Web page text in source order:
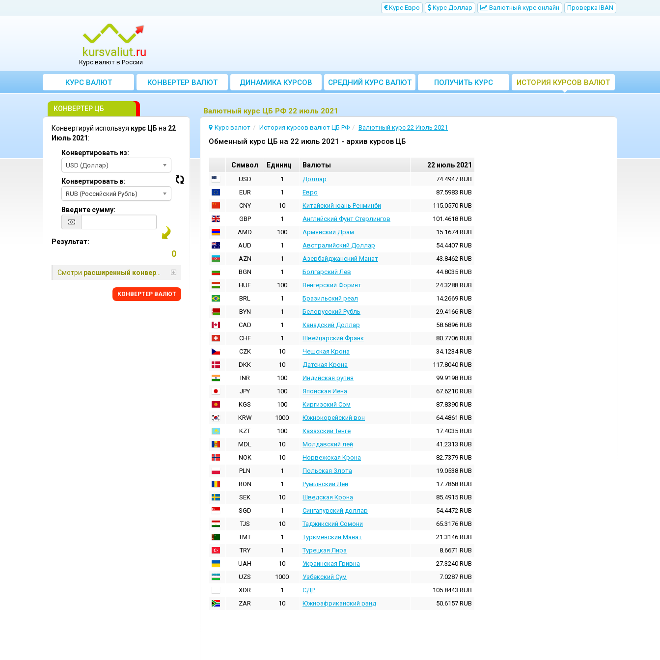
Kурс Евро Kурс Доллар Bалютный курс онлайн Проверка IBAN
Курс валют в России
КУРС ВАЛЮТ КОНВЕРТЕР ВАЛЮТ ДИНАМИКА КУРСОВ
CРЕДНИЙ КУРС ВАЛЮТ
ЗА МЕСЯЦ
ПОЛУЧИТЬ КУРС
ВАЛЮТ ЦБ
ИСТОРИЯ КУРСОВ ВАЛЮТ
ЦБ РФ
Bалютный курс ЦБ РФ 22 июль 2021
Курс валют История курсов валют ЦБ РФ Валютный курс 22 Июль 2021
Oбменный курс ЦБ на 22 июль 2021 - архив курсов ЦБ
Cимвол Единиц Валюты 22 июль 2021
USD 1 Доллар 74.4947 RUB
EUR
1 Евро 87.5983 RUB
CNY
10 Китайский юань Ренминби 115.0570 RUB
GBP
1 Английский Фунт Стерлингов 101.4618 RUB
AMD
100 Армянский Драм 15.1674RUB
AUD
1 Австралийский Доллар 54.4407 RUB
AZN
1 Азербайджанский Манат 43.8462 RUB
BGN
1 Болгарский Лев 44.8035 RUB
HUF
100 Венгерский Форинт 24.3288 RUB
BRL
1 Бразильский реал 14.2669 RUB
BYN
1 Белорусский Рубль 29.4166 RUB
CAD
1 Канадский Доллар 58.6896 RUB
CHF
1 Швейцарский Франк 80.7706 RUB
CZK
10 Чешская Крона 34.1234RUB
DKK
10 Датская Крона 117.8040 RUB
INR
100 Индийская pупия 99.9198 RUB
JPY
100 Японская Иена 67.6210 RUB
KGS
100 Киргизский Сом 87.8390 RUB
KRW
1000 Южнокорейский вон 64.4861 RUB
KZT
100 Казахский Тенге 17.4035 RUB
MDL
10 Молдавский лей 41.2313 RUB
NOK
10 Норвежская Крона 82.7379 RUB
PLN
1 Польская Злота 19.0538 RUB
RON
1 Румынский Лей 17.7868 RUB
SEK
10 Шведская Крона 85.4915 RUB
SGD
1 Сингапурский доллар 54.4472 RUB
TJS
10 Таджикский Сомони 65.3176 RUB
TMT
1 Туркменский Манат 21.3146 RUB
TRY
1 Турецкая Лира 8.6671 RUB
UAH
10 Украинская Гривна 27.3240 RUB
UZS
1000 Узбекский Сум 7.0287 RUB
XDR
1 СДР 105.8443 RUB
ZAR
10 Южноафриканский рэнд 50.6157 RUB
КОНВЕРТЕР ЦБ
Конвертируй используя курс ЦБ на 22
Июль 2021:
Конвертировать из:
USD (Доллар)
Конвертировать в:
RUB (Российский Рубль)
Введите сумму:
Результат:
Смотри расширенный конвертер
КОНВЕРТЕР ВАЛЮТ